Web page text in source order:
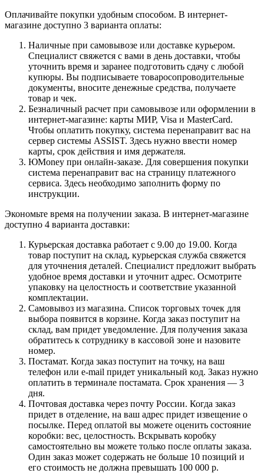
Оплачивайте покупки удобным способом. В интернет-
магазине доступно 3 варианта оплаты:
Наличные при самовывозе или доставке курьером.
Специалист свяжется с вами в день доставки, чтобы
уточнить время и заранее подготовить сдачу с любой
купюры. Вы подписываете товаросопроводительные
документы, вносите денежные средства, получаете
товар и чек.
Безналичный расчет при самовывозе или оформлении в
интернет-магазине: карты МИР, Visa и MasterCard.
Чтобы оплатить покупку, система перенаправит вас на
сервер системы ASSIST. Здесь нужно ввести номер
карты, срок действия и имя держателя.
ЮMoney при онлайн-заказе. Для совершения покупки
система перенаправит вас на страницу платежного
сервиса. Здесь необходимо заполнить форму по
инструкции.
Экономьте время на получении заказа. В интернет-магазине
доступно 4 варианта доставки:
Курьерская доставка работает с 9.00 до 19.00. Когда
товар поступит на склад, курьерская служба свяжется
для уточнения деталей. Специалист предложит выбрать
удобное время доставки и уточнит адрес. Осмотрите
упаковку на целостность и соответствие указанной
комплектации.
Самовывоз из магазина. Список торговых точек для
выбора появится в корзине. Когда заказ поступит на
склад, вам придет уведомление. Для получения заказа
обратитесь к сотруднику в кассовой зоне и назовите
номер.
Постамат. Когда заказ поступит на точку, на ваш
телефон или e-mail придет уникальный код. Заказ нужно
оплатить в терминале постамата. Срок хранения — 3
дня.
Почтовая доставка через почту России. Когда заказ
придет в отделение, на ваш адрес придет извещение о
посылке. Перед оплатой вы можете оценить состояние
коробки: вес, целостность. Вскрывать коробку
самостоятельно вы можете только после оплаты заказа.
Один заказ может содержать не больше 10 позиций и
его стоимость не должна превышать 100 000 р.